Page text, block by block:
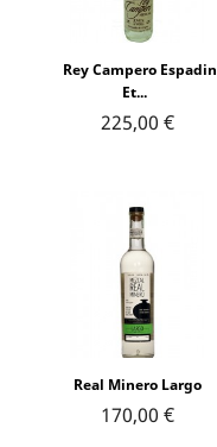
Rey Campero Espadin
Et...
225,00 €
Real Minero Largo
170,00 €